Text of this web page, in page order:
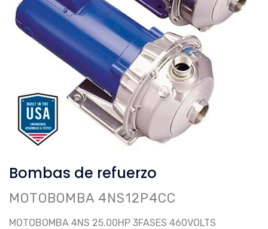
Bombas de refuerzo
MOTOBOMBA 4NS12P4CC
MOTOBOMBA 4NS 25.00HP 3FASES 460VOLTS